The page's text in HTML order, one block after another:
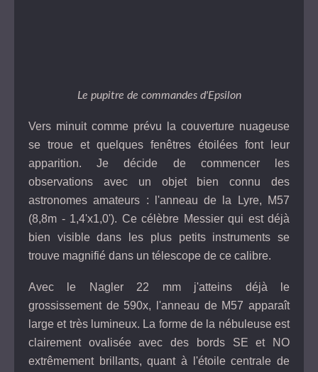
Le pupitre de commandes d'Epsilon
Vers minuit comme prévu la couverture nuageuse
se troue et quelques fenêtres étoilées font leur
apparition. Je décide de commencer les
observations avec un objet bien connu des
astronomes amateurs : l'anneau de la Lyre, M57
(8,8m - 1,4'x1,0'). Ce célèbre Messier qui est déjà
bien visible dans les plus petits instruments se
trouve magnifié dans un télescope de ce calibre.
Avec le Nagler 22 mm j'atteins déjà le
grossissement de 590x, l'anneau de M57 apparaît
large et très lumineux. La forme de la nébuleuse est
clairement ovalisée avec des bords SE et NO
extrêmement brillants, quant à l'étoile centrale de